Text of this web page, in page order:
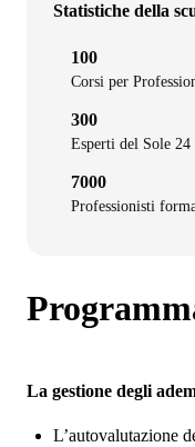
Statistiche della
100
Corsi per
300
Esperti del Sole 24
7000
Professionisti
La gestione degli
L’autovalutazione